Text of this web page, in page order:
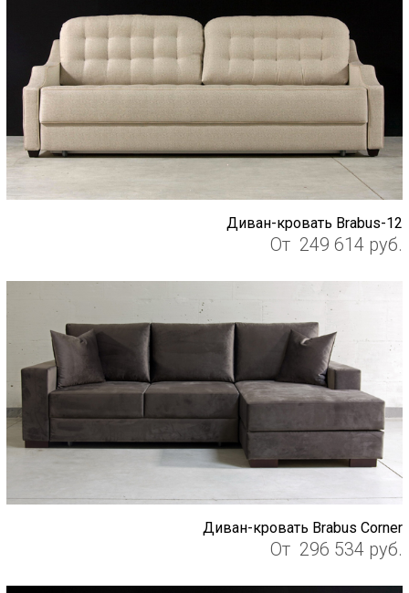
Диван-кровать Brabus-12
От 249 614 руб.
Диван-кровать Brabus Corner
От 296 534 руб.